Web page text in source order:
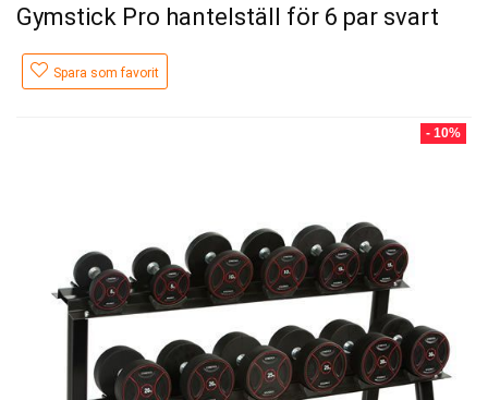
Gymstick Pro hantelställ för 6 par svart
Spara som favorit
- 10%